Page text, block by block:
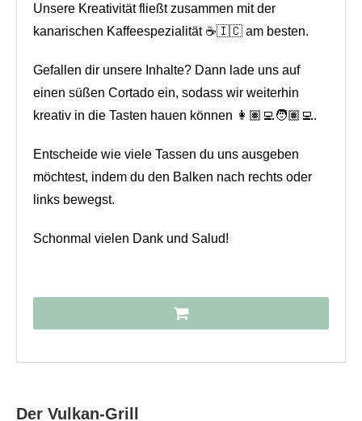
Unsere Kreativität fließt zusammen mit der
kanarischen Kaffeespezialität ☕🇮🇨 am besten.
Gefallen dir unsere Inhalte? Dann lade uns auf
einen süßen Cortado ein, sodass wir weiterhin
kreativ in die Tasten hauen können 👩🏽‍💻🧑🏽‍💻.
Entscheide wie viele Tassen du uns ausgeben
möchtest, indem du den Balken nach rechts oder
links bewegst.
Schonmal vielen Dank und Salud!
Der Vulkan-Grill